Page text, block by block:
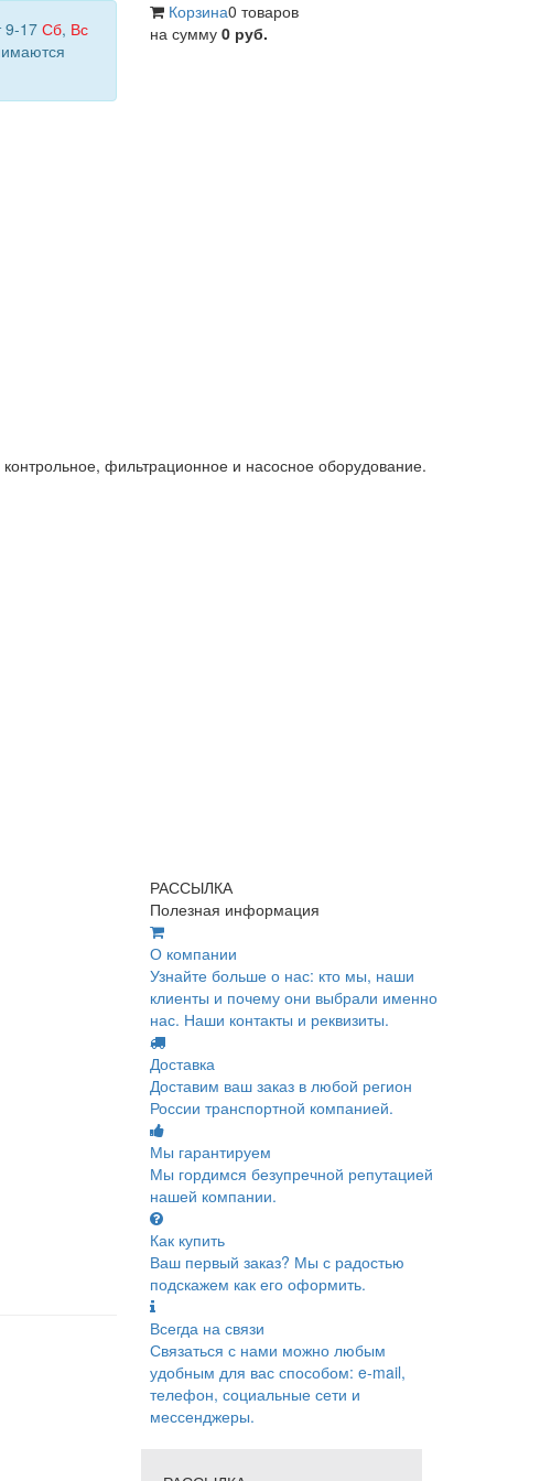
9-17 Сб, Вс
Корзина0 товаров
на сумму 0 руб.
фильтрационное и насосное оборудование.
РАССЫЛКА
Полезная информация
О компании
Узнайте больше о нас: кто мы, наши
клиенты и почему они выбрали именно
нас. Наши контакты и реквизиты.
Доставка
Доставим ваш заказ в любой регион
России транспортной компанией.
Мы гарантируем
Мы гордимся безупречной репутацией
нашей компании.
Как купить
Ваш первый заказ? Мы с радостью
подскажем как его оформить.
Всегда на связи
Связаться с нами можно любым
удобным для вас способом: e-mail,
телефон, социальные сети и
мессенджеры.